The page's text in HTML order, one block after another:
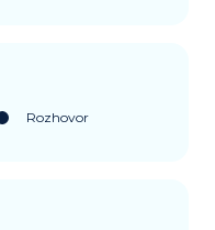
Rozhovor